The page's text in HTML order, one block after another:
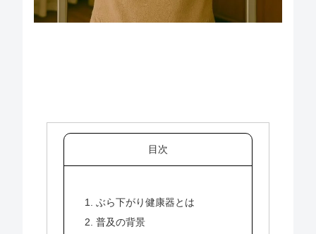
目次
1. ぶら下がり健康器とは
2. 普及の背景